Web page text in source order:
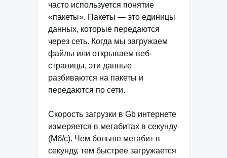
часто используется понятие
«пакеты». Пакеты — это единицы
данных, которые передаются
через сеть. Когда мы загружаем
файлы или открываем веб-
страницы, эти данные
разбиваются на пакеты и
передаются по сети.
Скорость загрузки в Gb интернете
измеряется в мегабитах в секунду
(Мб/с). Чем больше мегабит в
секунду, тем быстрее загружается